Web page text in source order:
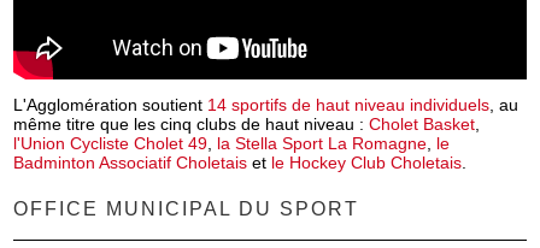
L'Agglomération soutient 14 sportifs de haut niveau individuels , au
même titre que les cinq clubs de haut niveau :Cholet Basket
l'Union Cycliste Cholet 49 la Stella Sport La Romagne le
Badminton Associatif Choletais et le Hockey Club Choletais
OFFICE MUNICIPAL DU SPORT